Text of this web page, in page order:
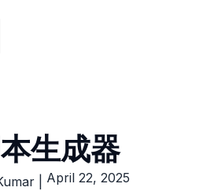
生成器
April 22, 2025